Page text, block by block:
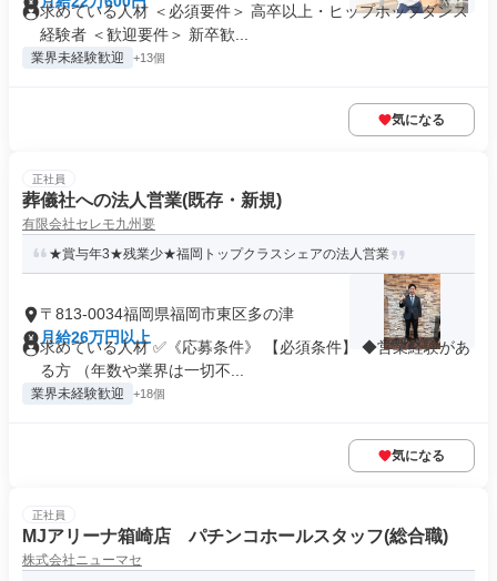
求めている人材 ＜必須要件＞ 高卒以上・ヒップホップダンス
経験者 ＜歓迎要件＞ 新卒歓...
業界未経験歓迎 +13個
気になる
正社員
葬儀社への法人営業(既存・新規)
有限会社セレモ九州要
★賞与年3★残業少★福岡トップクラスシェアの法人営業
〒813-0034福岡県福岡市東区多の津
月給26万円以上
求めている人材 ✅《応募条件》 【必須条件】 ◆営業経験があ
る方 （年数や業界は一切不...
業界未経験歓迎 +18個
気になる
正社員
MJアリーナ箱崎店 パチンコホールスタッフ(総合職)
株式会社ニューマセ